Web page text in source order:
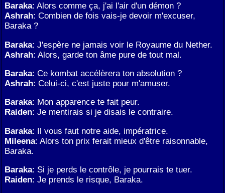
Baraka: Alors comme ça, j'ai l'air d'un démon ?
Ashrah: Combien de fois vais-je devoir m'excuser,
Baraka ?
Baraka: J'espère ne jamais voir le Royaume du Nether.
Ashrah: Alors, garde ton âme pure de tout mal.
Baraka: Ce kombat accélèrera ton absolution ?
Ashrah: Celui-ci, c'est juste pour m'amuser.
Baraka: Mon apparence te fait peur.
Raiden: Je mentirais si je disais le contraire.
Baraka: Il vous faut notre aide, impératrice.
Mileena: Alors ton prix ferait mieux d'être raisonnable,
Baraka.
Baraka: Si je perds le contrôle, je pourrais te tuer.
Raiden: Je prends le risque, Baraka.